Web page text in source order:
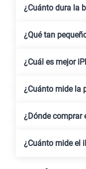
¿Cuánto dura la
¿Qué tan
¿Cuál es mejor
¿Cuánto mide la
¿Dónde comprar
¿Cuánto mide el